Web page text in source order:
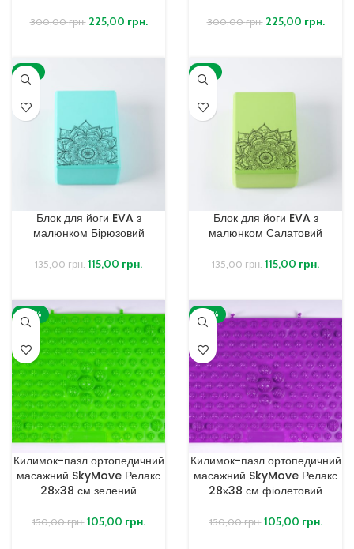
300,00грн. 225,00 грн. 300,00грн. 225,00 грн.
-15%
Блок для йоги EVA з
малюнком Бірюзовий
135,00грн. 115,00 грн.
-15%
Блок для йоги EVA з
малюнком Салатовий
135,00грн. 115,00 грн.
-30%
Килимок-пазл ортопедичний
масажний SkyMove Релакс
28х38 см зелений
150,00грн. 105,00 грн.
-30%
Килимок-пазл ортопедичний
масажний SkyMove Релакс
28х38 см фіолетовий
150,00грн. 105,00 грн.